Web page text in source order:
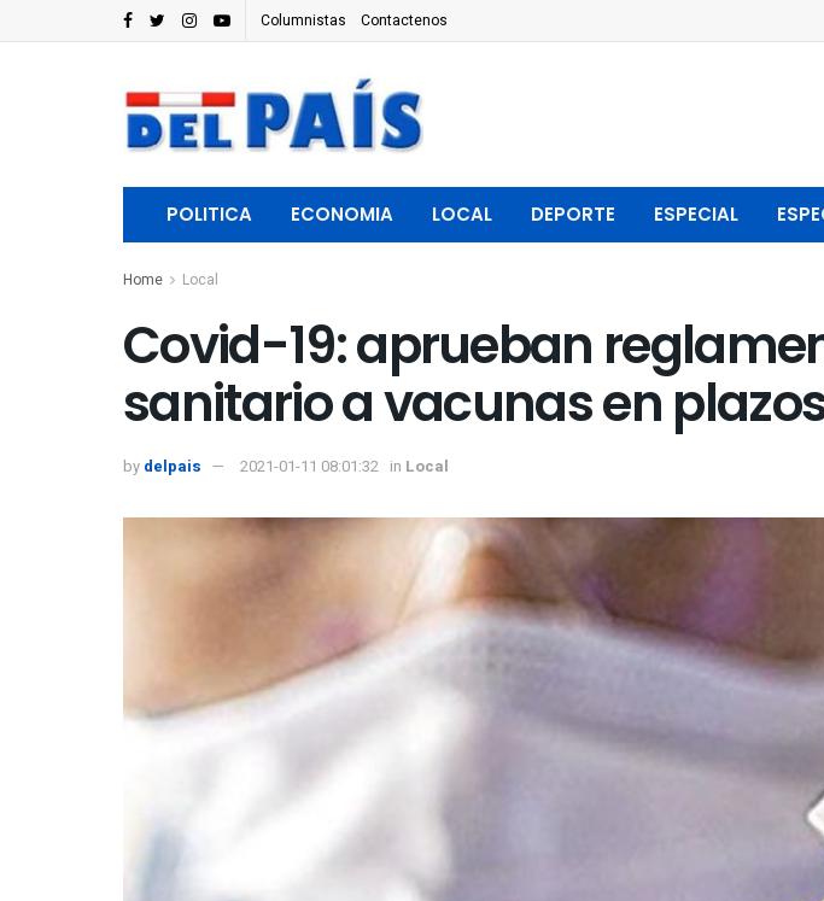
Columnistas Contactenos
POLITICA ECONOMIA LOCAL DEPORTE ESPECIAL
Home Local
Covid-19: aprueban
sanitario a vacunas en
by delpais 2021-01-11 08:01:32 in Local